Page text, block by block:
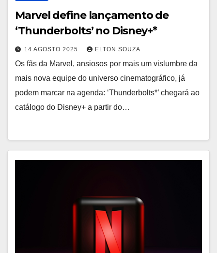
Marvel define lançamento de
‘Thunderbolts’ no Disney+*
14 AGOSTO 2025 ELTON SOUZA
Os fãs da Marvel, ansiosos por mais um vislumbre da
mais nova equipe do universo cinematográfico, já
podem marcar na agenda: ‘Thunderbolts*’ chegará ao
catálogo do Disney+ a partir do…